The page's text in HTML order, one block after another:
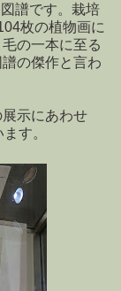
譜です。栽培
枚の植物画に
の一本に至る
の傑作と言わ
示にあわせ
す。